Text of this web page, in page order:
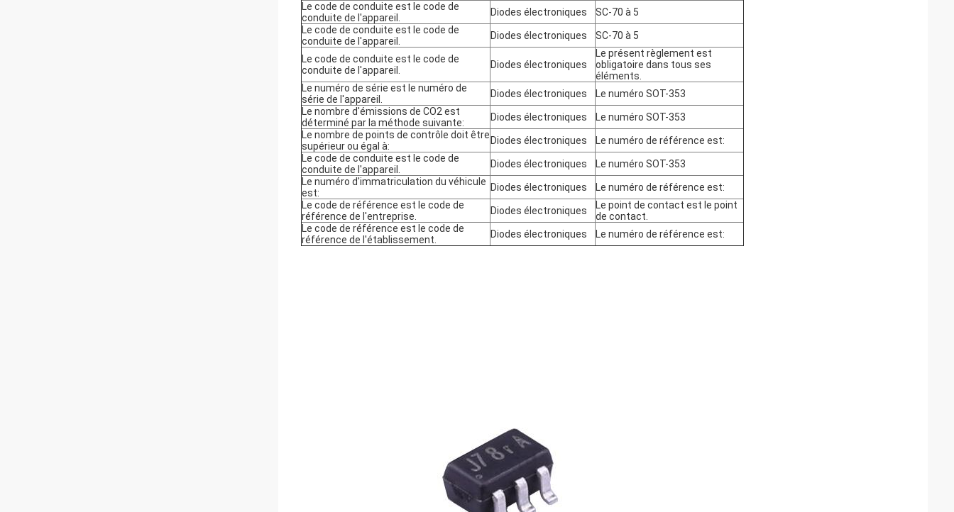
Le code de conduite est le code de
conduite de l'appareil.
Diodes électroniques
SC-70 à 5
Le code de conduite est le code de
conduite de l'appareil.
Diodes électroniques SC-70 à 5
Le code de conduite est le code de
conduite de l'appareil.
Diodes électroniques
Le présent règlement est
obligatoire dans tous ses
éléments.
Le numéro de série est le numéro de
série de l'appareil.
Diodes électroniques
Le numéro SOT-353
Le nombre d'émissions de CO2 est
déterminé par la méthode suivante:
Diodes électroniques
Le numéro SOT-353
Le nombre de points de contrôle doit être
supérieur ou égal à:
Diodes électroniques
Le numéro de référence est:
Le code de conduite est le code de
conduite de l'appareil.
Diodes électroniques
Le numéro SOT-353
Le numéro d'immatriculation du véhicule
est:
Diodes électroniques
Le numéro de référence est:
Le code de référence est le code de
référence de l'entreprise.
Diodes électroniques
Le point de contact est le point
de contact.
Le code de référence est le code de
référence de l'établissement.
Diodes électroniques Le numéro de référence est: